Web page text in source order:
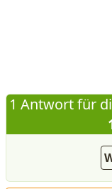
1 Antwort für